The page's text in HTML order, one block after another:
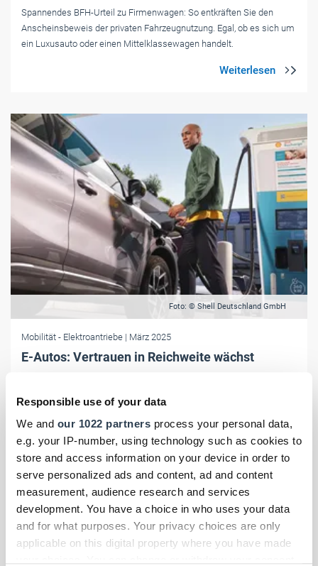
Responsible use of your data
We and our 1022 partners process your personal data,
e.g. your IP-number, using technology such as cookies to
store and access information on your device in order to
serve personalized ads and content, ad and content
measurement, audience research and services
development. You have a choice in who uses your data
and for what purposes. Your privacy choices are only
applicable on this digital property where you have made
Spannendes BFH-Urteil zu Firmenwagen: So entkräften Sie den
Anscheinsbeweis der privaten Fahrzeugnutzung. Egal, ob es sich um
ein Luxusauto oder einen Mittelklassewagen handelt.
Foto: © Shell Deutschland GmbH
Mobilität - Elektroantriebe | März 2025
E-Autos: Vertrauen in Reichweite wächst
Sachen Reichweite.